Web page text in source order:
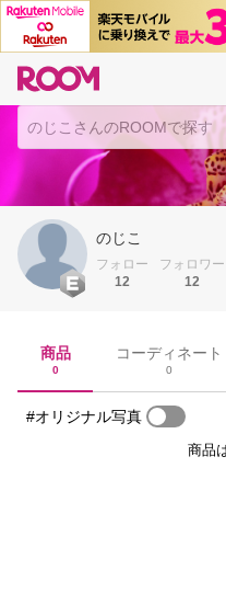
のじこ
フォロー
12
フォロワー
12
商品
0
コーディネート
0
#オリジナル写真
商品